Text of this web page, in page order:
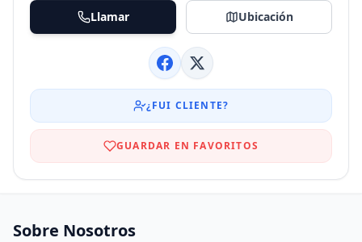
Llamar Ubicación
¿FUI CLIENTE?
GUARDAR EN FAVORITOS
Sobre Nosotros